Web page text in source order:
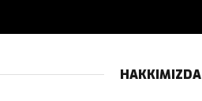
HAKKIMIZDA